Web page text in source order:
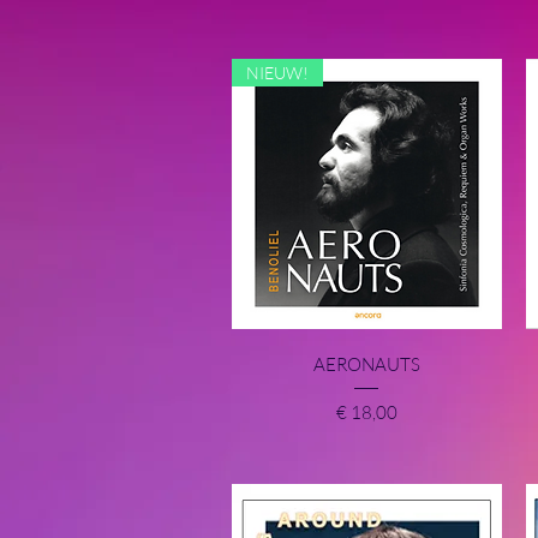
Snel overzicht
NIEUW!
AERONAUTS
Prijs
€ 18,00